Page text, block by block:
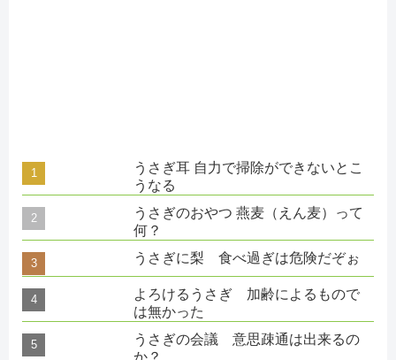
うさぎ耳 自力で掃除ができないとこ
うなる
うさぎのおやつ 燕麦（えん麦）って
何？
うさぎに梨 食べ過ぎは危険だぞぉ
よろけるうさぎ 加齢によるもので
は無かった
うさぎの会議 意思疎通は出来るの
か？